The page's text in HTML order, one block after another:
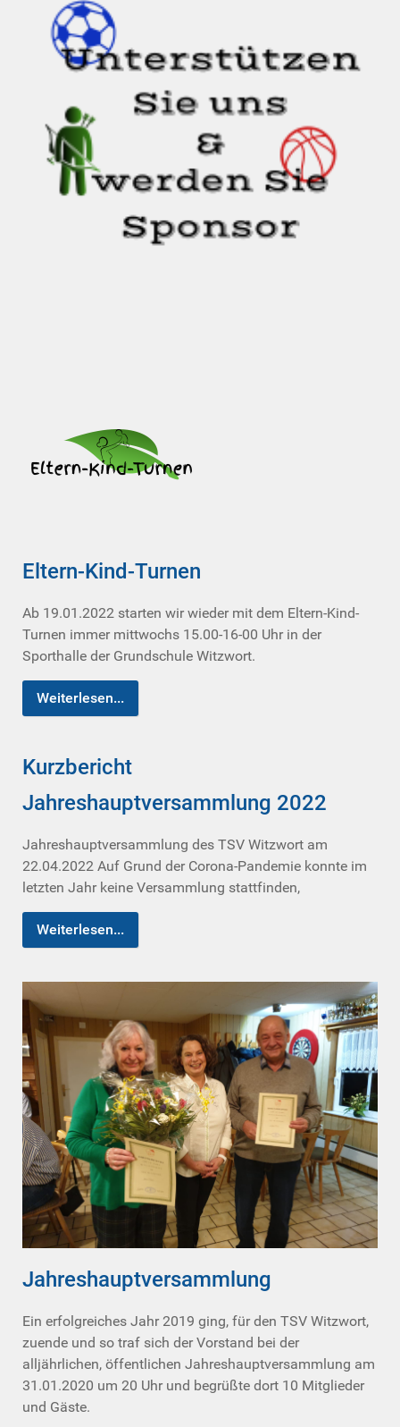
Eltern-Kind-Turnen
Ab 19.01.2022 starten wir wieder mit dem Eltern-Kind-
Turnen immer mittwochs 15.00-16-00 Uhr in der
Sporthalle der Grundschule Witzwort.
Weiterlesen...
Kurzbericht
Jahreshauptversammlung 2022
Jahreshauptversammlung des TSV Witzwort am
22.04.2022 Auf Grund der Corona-Pandemie konnte im
letzten Jahr keine Versammlung stattfinden,
Weiterlesen...
Jahreshauptversammlung
Ein erfolgreiches Jahr 2019 ging, für den TSV Witzwort,
zuende und so traf sich der Vorstand bei der
alljährlichen, öffentlichen Jahreshauptversammlung am
31.01.2020 um 20 Uhr und begrüßte dort 10 Mitglieder
und Gäste.